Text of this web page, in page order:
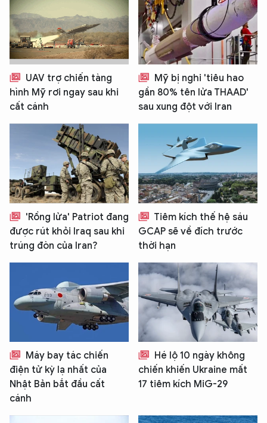
UAV trợ chiến tàng
hình Mỹ rơi ngay sau khi
cất cánh
Mỹ bị nghi 'tiêu hao
gần 80% tên lửa THAAD'
sau xung đột với Iran
'Rồng lửa' Patriot đang
được rút khỏi Iraq sau khi
trúng đòn của Iran?
Tiêm kích thế hệ sáu
GCAP sẽ về đích trước
thời hạn
Máy bay tác chiến
điện tử kỳ lạ nhất của
Nhật Bản bắt đầu cất
cánh
Hé lộ 10 ngày không
chiến khiến Ukraine mất
17 tiêm kích MiG-29